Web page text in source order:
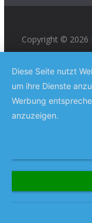
Copyright © 2026
Theme:
Diese Seite nutzt
um ihre Dienste
Werbung
anzuzeigen.